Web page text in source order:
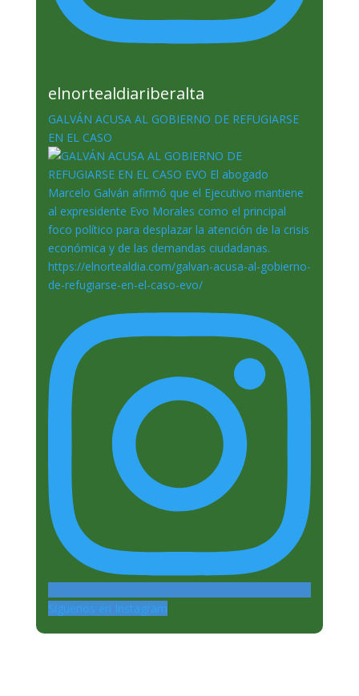
elnortealdiariberalta
GALVÁN ACUSA AL GOBIERNO DE REFUGIARSE
EN EL CASO
Siguenos en Instagram